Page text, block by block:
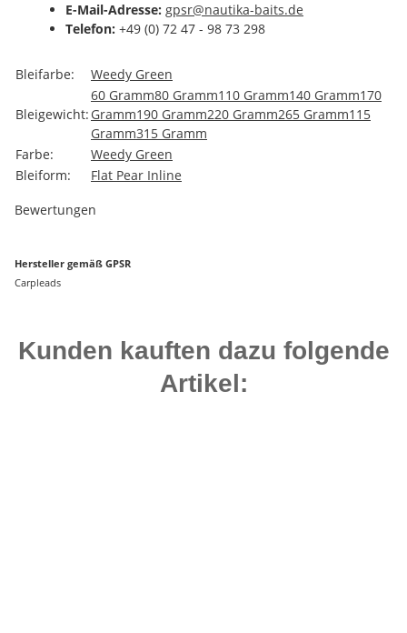
E-Mail-Adresse: gpsr@nautika-baits.de
Telefon: +49 (0) 72 47 - 98 73 298
Produkteigenschaft
Wert
Bleifarbe: Weedy Green
Bleigewicht:
60 Gramm80 Gramm110 Gramm140 Gramm170
Gramm190 Gramm220 Gramm265 Gramm115
Gramm315 Gramm
Farbe:
Weedy Green
Bleiform:
Flat Pear Inline
Bewertungen
Hersteller gemäß GPSR
Carpleads
Kunden kauften dazu folgende
Artikel: